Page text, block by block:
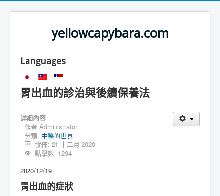
yellowcapybara.com
Languages
胃出血的診治與後續保養法
詳細內容
作者 Administrator
分類: 中醫的世界
發佈: 21 十二月 2020
點擊數: 1294
2020/12/19
胃出血的症狀